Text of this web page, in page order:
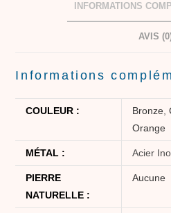
INFORMATIONS
AVIS
Informations
COULEUR : Bronze ,
Orange
MÉTAL : Acier
PIERRE
NATURELLE :
Aucune